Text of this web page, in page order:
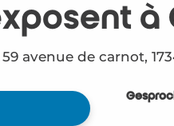
avenue de carnot,